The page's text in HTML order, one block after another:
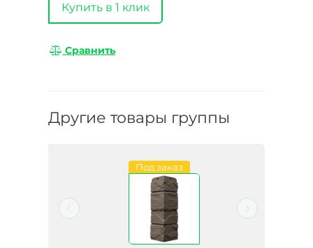
Купить в 1 клик
Сравнить
Другие товары группы
Под заказ